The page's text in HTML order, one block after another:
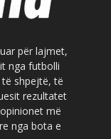
për lajmet,
nga futbolli
shpejtë, të
rezultatet
më
nga bota e